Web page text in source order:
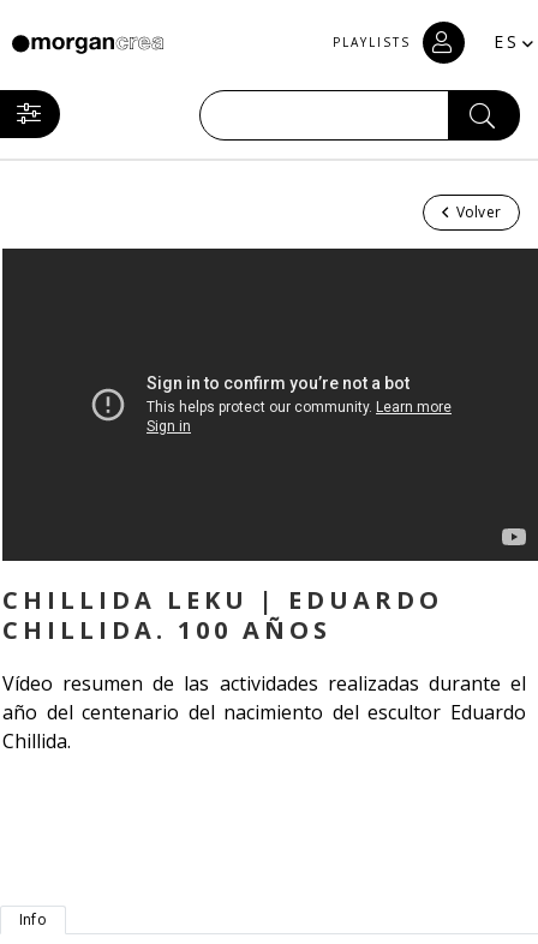
PLAYLISTS ES
Volver
CHILLIDA LEKU | EDUARDO
CHILLIDA. 100 AÑOS
Vídeo resumen de las actividades realizadas durante el
año del centenario del nacimiento del escultor Eduardo
Chillida.
Info